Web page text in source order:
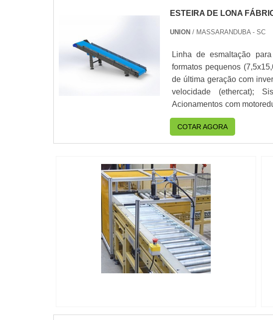
ESTEIRA DE LONA
UNION / MASSARANDUBA - SC
Linha de esmaltação
formatos pequenos
de última geração com
velocidade (ethercat);
Acionamentos com motoredutores
banco de dados,
COTAR AGORA